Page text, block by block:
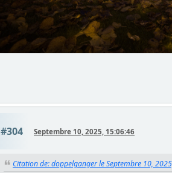
#304 Septembre 10, 2025, 15:06:46
Citation de: doppelganger le Septembre 10,